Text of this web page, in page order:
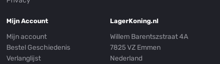
Mijn Account
Mijn account
Bestel Geschiedenis
Verlanglijst
LagerKoning.nl
Willem Barentszstraat 4A
7825 VZ Emmen
Nederland